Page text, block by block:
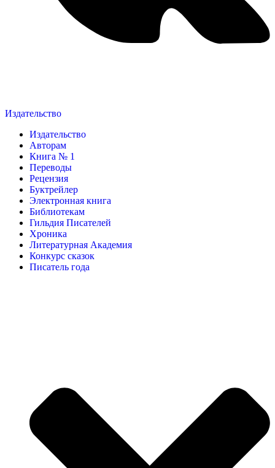
Издательство
Издательство
Авторам
Книга № 1
Переводы
Рецензия
Буктрейлер
Электронная книга
Библиотекам
Гильдия Писателей
Хроника
Литературная Академия
Конкурс сказок
Писатель года